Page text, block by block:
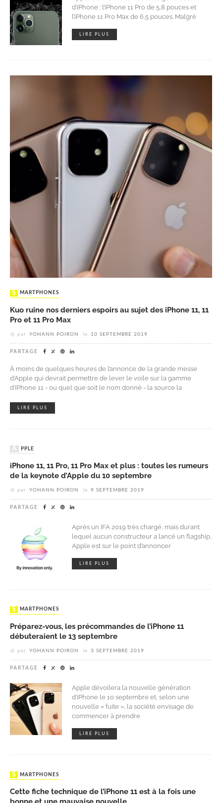
d’iPhone : l’iPhone 11 Pro de 5,8 pouces et
l’iPhone 11 Pro Max de 6,5 pouces. Malgré
LIRE PLUS
SMARTPHONES
Kuo ruine nos derniers espoirs au sujet des iPhone 11, 11
Pro et 11 Pro Max
par YOHANN POIRON le 10 SEPTEMBRE 2019
PARTAGE
À moins de quelques heures de l’annonce de la grande messe
d’Apple qui devrait permettre de lever le voile sur la gamme
d’iPhone 11 - ou quel que soit le nom donné - la source la
LIRE PLUS
APPLE
iPhone 11, 11 Pro, 11 Pro Max et plus : toutes les rumeurs
de la keynote d’Apple du 10 septembre
par YOHANN POIRON le 9 SEPTEMBRE 2019
PARTAGE
Après un IFA 2019 très chargé, mais durant
lequel aucun constructeur a lancé un flagship,
Apple est sur le point d’annoncer
LIRE PLUS
SMARTPHONES
Préparez-vous, les précommandes de l’iPhone 11
débuteraient le 13 septembre
par YOHANN POIRON le 3 SEPTEMBRE 2019
PARTAGE
Apple dévoilera la nouvelle génération
d’iPhone le 10 septembre et, selon une
nouvelle « fuite », la société envisage de
commencer à prendre
LIRE PLUS
SMARTPHONES
Cette fiche technique de l’iPhone 11 est à la fois une